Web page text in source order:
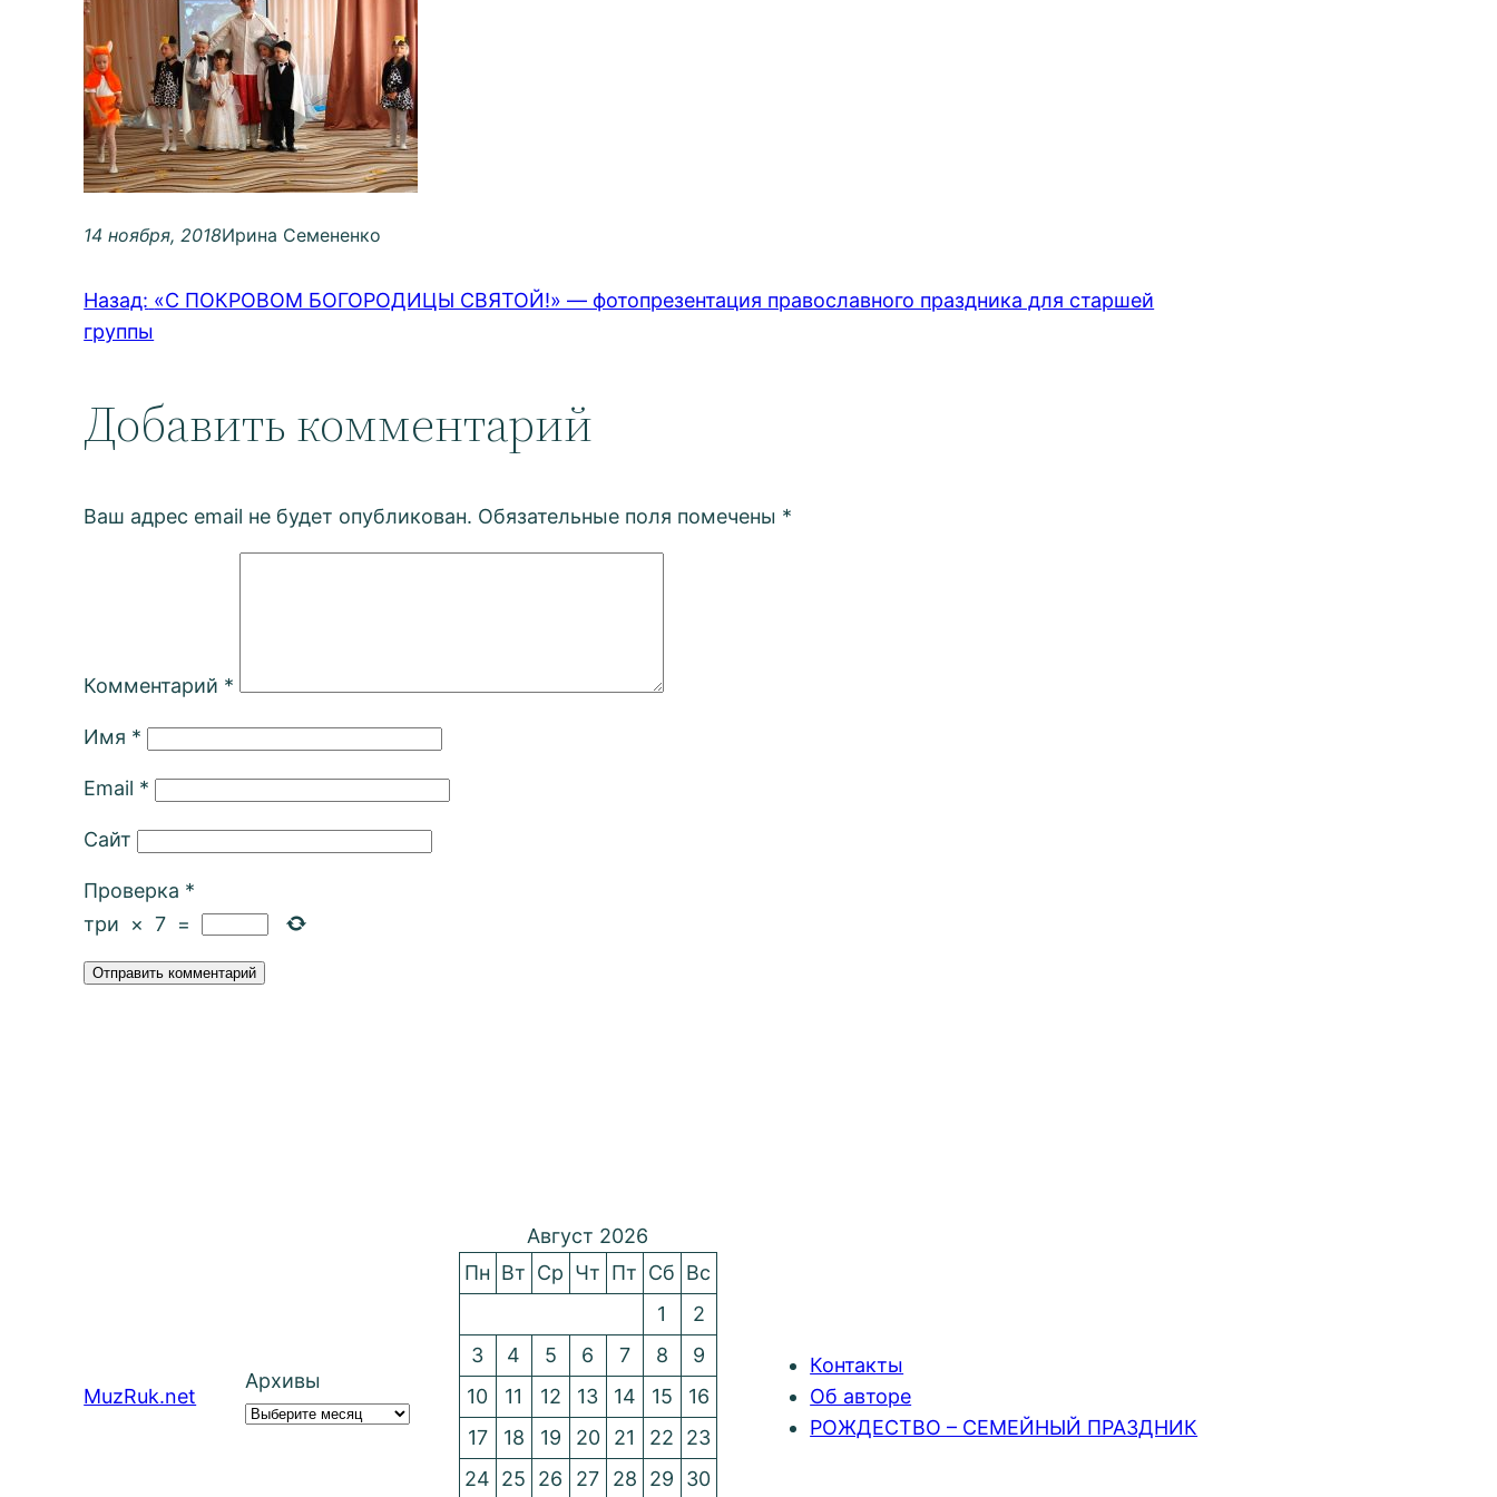
14 ноября, 2018Ирина Семененко
Назад: «С ПОКРОВОМ БОГОРОДИЦЫ СВЯТОЙ!» — фотопрезентация православного праздника для старшей
группы
Добавить комментарий
Ваш адрес email не будет опубликован. Обязательные поля помечены *
Комментарий *
Имя *
Email *
Сайт
Проверка *
три
× 7 =
MuzRuk.net
Архивы
Август 2026
Пн Вт Ср Чт Пт Сб Вс
1
2
3
4 5 6 7 8
9
10
11 12 13 14 15
16
17
18 19 20 21 22
23
24 25 26 27 28 29 30
Контакты
Об авторе
РОЖДЕСТВО – СЕМЕЙНЫЙ ПРАЗДНИК